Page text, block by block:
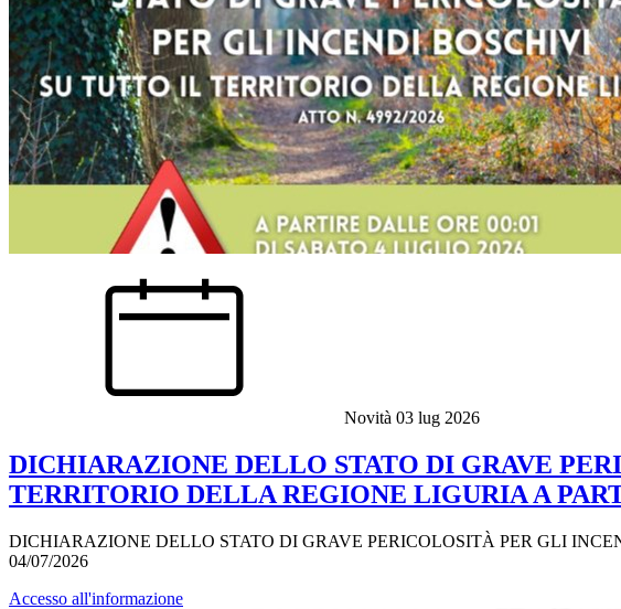
Novità 03 lug 2026
DICHIARAZIONE DELLO STATO DI GRAVE
TERRITORIO DELLA REGIONE LIGURIA A
DICHIARAZIONE DELLO STATO DI GRAVE PERICOLOSITÀ PER GLI
04/07/2026
Accesso all'informazione